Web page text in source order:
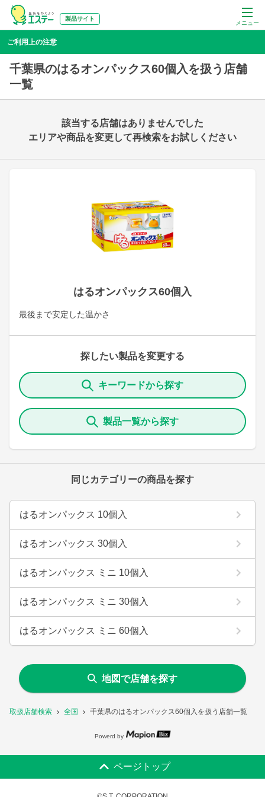
メニュー
製品サイト
取扱店舗検索 全国 千葉県のはるオンパックス60個入を扱う店舗一覧
ご利用上の注意
千葉県のはるオンパックス60個入を扱う店舗
一覧
はるオンパックス60個入
最後まで安定した温かさ
探したい製品を変更する
キーワードから探す
製品一覧から探す
同じカテゴリーの商品を探す
はるオンパックス 10個入
はるオンパックス 30個入
はるオンパックス ミニ 10個入
はるオンパックス ミニ 30個入
はるオンパックス ミニ 60個入
該当する店舗はありませんでした
エリアや商品を変更して再検索をお試しください
地図で店舗を探す
Powerd by
ページトップ